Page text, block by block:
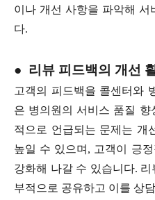
이나 개선 사항을 파악해 서
다.
● 리뷰 피드백의 개선
고객의 피드백을 콜센터와
은 병의원의 서비스 품질
적으로 언급되는 문제는 개
높일 수 있으며, 고객이 긍
강화해 나갈 수 있습니다.
부적으로 공유하고 이를 상